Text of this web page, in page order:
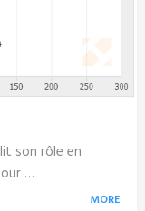
son rôle en
…
MORE